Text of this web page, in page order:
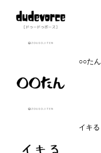
○○た
イキ